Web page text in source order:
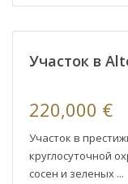
Участок в
220,000 €
Участок в
круглосуточной
сосен и зеленых